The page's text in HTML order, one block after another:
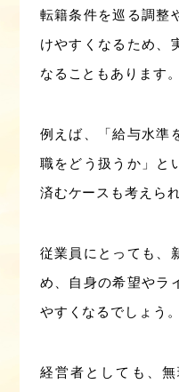
転籍条件を巡る調整
けやすくなるため、
なることもあります。
例えば、「給与水準
職をどう扱うか」と
済むケースも考えられ
従業員にとっても、
め、自身の希望やラ
やすくなるでしょう。
経営者としても、